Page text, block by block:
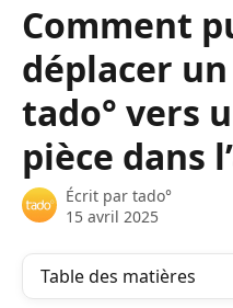
Comment
déplacer
tado° vers
pièce dans
Écrit par tado°
15 avril 2025
Table des matières